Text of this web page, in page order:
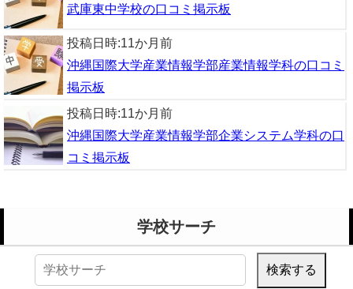
武庫東中学校の口コミ掲示板
投稿日時:11か月前
沖縄国際大学産業情報学部産業情報学科の口コミ
掲示板
投稿日時:11か月前
沖縄国際大学産業情報学部企業システム学科の口
コミ掲示板
学校サーチ
検